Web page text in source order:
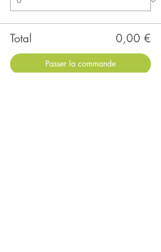
Total 0,00 €
Passer la commande